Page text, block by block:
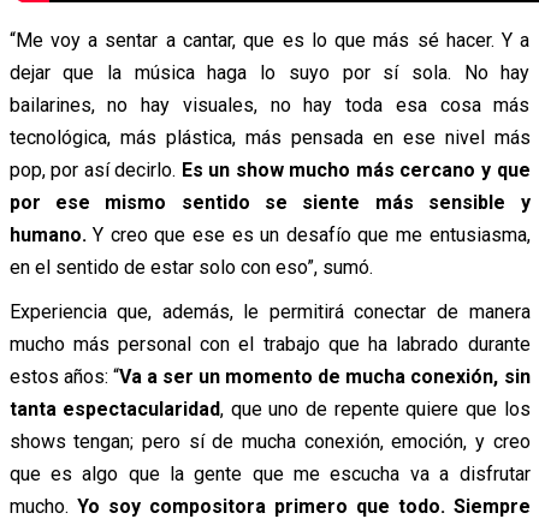
“Me voy a sentar a cantar, que es lo que más sé hacer. Y a
dejar que la música haga lo suyo por sí sola. No hay
bailarines, no hay visuales, no hay toda esa cosa más
tecnológica, más plástica, más pensada en ese nivel más
pop, por así decirlo. Es un show mucho más cercano y que
por ese mismo sentido se siente más sensible y
humano. Y creo que ese es un desafío que me entusiasma,
en el sentido de estar solo con eso”, sumó.
Experiencia que, además, le permitirá conectar de manera
mucho más personal con el trabajo que ha labrado durante
estos años: “Va a ser un momento de mucha conexión, sin
tanta espectacularidad, que uno de repente quiere que los
shows tengan; pero sí de mucha conexión, emoción, y creo
que es algo que la gente que me escucha va a disfrutar
mucho. Yo soy compositora primero que todo. Siempre